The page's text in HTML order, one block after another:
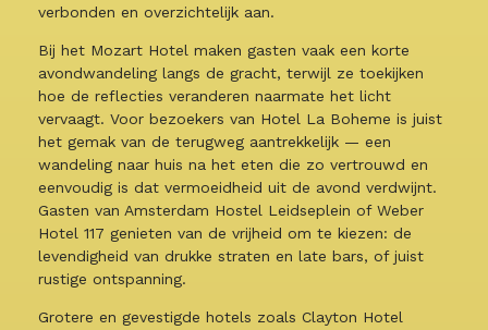
verbonden en overzichtelijk aan.
Bij het Mozart Hotel maken gasten vaak een korte
avondwandeling langs de gracht, terwijl ze toekijken
hoe de reflecties veranderen naarmate het licht
vervaagt. Voor bezoekers van Hotel La Boheme is juist
het gemak van de terugweg aantrekkelijk — een
wandeling naar huis na het eten die zo vertrouwd en
eenvoudig is dat vermoeidheid uit de avond verdwijnt.
Gasten van Amsterdam Hostel Leidseplein of Weber
Hotel 117 genieten van de vrijheid om te kiezen: de
levendigheid van drukke straten en late bars, of juist
rustige ontspanning.
Grotere en gevestigde hotels zoals Clayton Hotel